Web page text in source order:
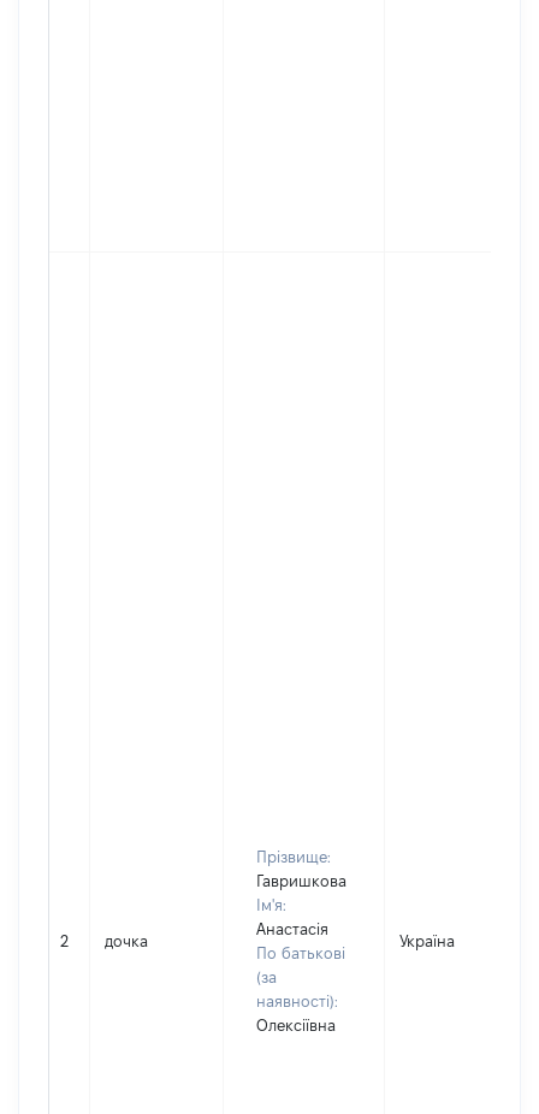
2 дочка
Прізвище:
Гавришкова
Ім'я:
Анастасія
По батькові
(за
наявності):
Олексіївна
Україна